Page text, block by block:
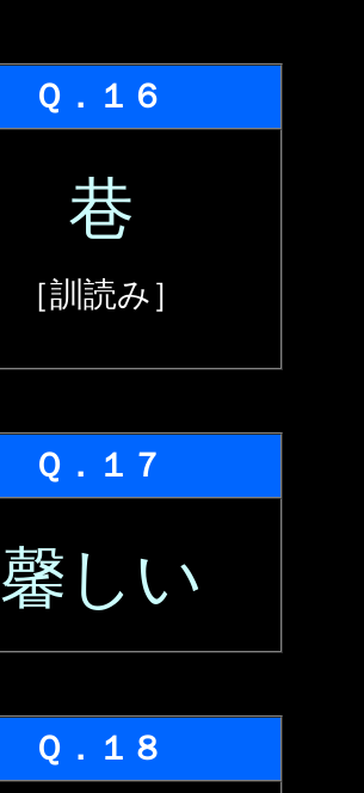
Ｑ．１６
巷
［訓読み］
Ｑ．１７
馨しい
Ｑ．１８